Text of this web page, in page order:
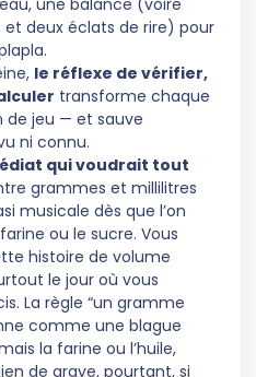
une balance (voire
deux éclats de rire) pour
le réflexe de vérifier,
transforme chaque
de jeu — et sauve
ni connu.
qui voudrait tout
grammes et millilitres
musicale dès que l’on
ou le sucre. Vous
histoire de volume
le jour où vous
La règle “un gramme
comme une blague
la farine ou l’huile,
de grave, pourtant, si